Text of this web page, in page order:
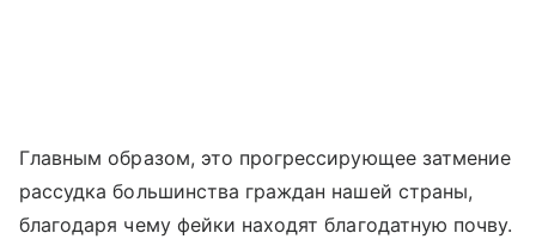
Главным образом, это прогрессирующее затмение
рассудка большинства граждан нашей страны,
благодаря чему фейки находят благодатную почву.